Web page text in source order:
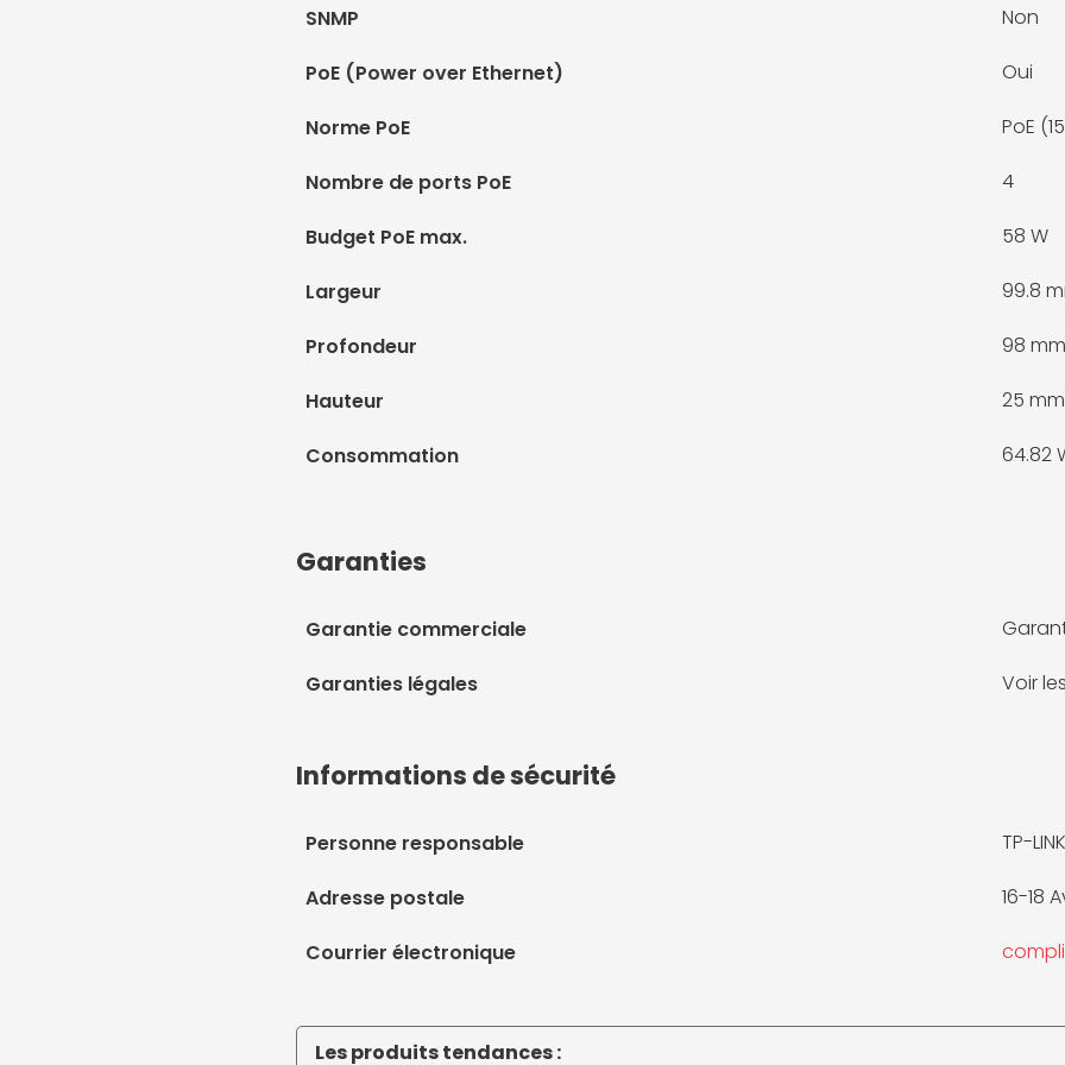
SNMP Non
PoE (Power over Ethernet) Oui
Norme PoE PoE
Nombre de ports PoE 4
Budget PoE max. 58 W
Largeur 99.8
Profondeur 98 mm
Hauteur 25 mm
Consommation 64.82
Garanties
Garantie commerciale
Garanties légales Voir
Informations de sécurité
Personne responsable TP-
Adresse postale 16-18
Courrier électronique
Les produits tendances :